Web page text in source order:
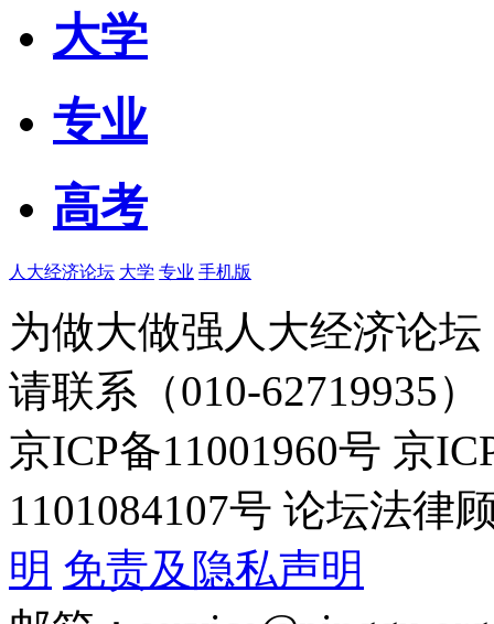
大学
专业
高考
人大经济论坛 大学 专业 手机版
为做大做强人大经济论
请联系（010-62719935）
京ICP备11001960号 京
1101084107号 论坛法律
明 免责及隐私声明